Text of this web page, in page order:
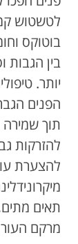
לטשטוש
בוטוקס
בין הגבות
יותר.
הפנים
תוך
להזרקות
להצערת
תאים
מרקם